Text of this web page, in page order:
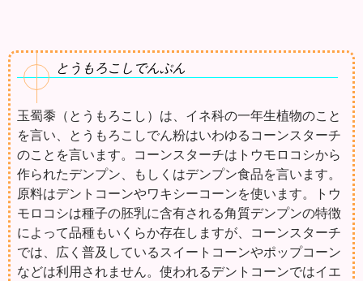
とうもろこしでんぷん
玉蜀黍（とうもろこし）は、イネ科の一年生植物のこと
を言い、とうもろこしでん粉はいわゆるコーンスターチ
のことを言います。コーンスターチはトウモロコシから
作られたデンプン、もしくはデンプン食品を言います。
原料はデントコーンやワキシーコーンを使います。トウ
モロコシは種子の胚乳に含有される角質デンプンの特徴
によって品種もいくらか存在しますが、コーンスターチ
では、広く普及しているスイートコーンやポップコーン
などは利用されません。使われるデントコーンではイエ